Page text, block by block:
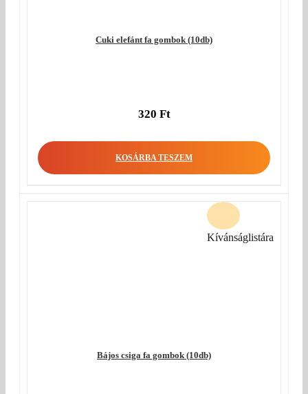
Cuki elefánt fa gombok (10db)
320 Ft
KOSÁRBA TESZEM
Bájos csiga fa gombok (10db)
Kívánságlistára